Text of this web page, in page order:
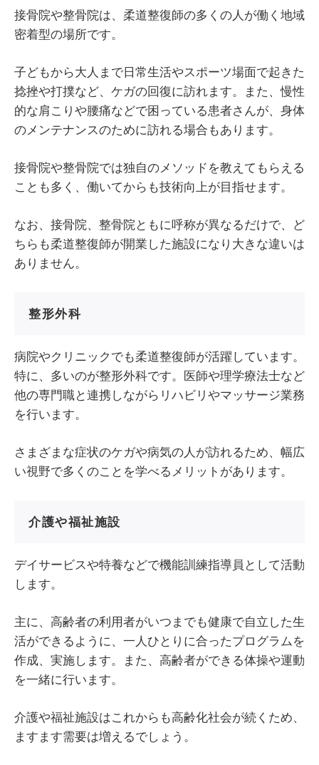
接骨院や整骨院は、柔道整復師の多くの人が働く地域
密着型の場所です。
子どもから大人まで日常生活やスポーツ場面で起きた
捻挫や打撲など、ケガの回復に訪れます。また、慢性
的な肩こりや腰痛などで困っている患者さんが、身体
のメンテナンスのために訪れる場合もあります。
接骨院や整骨院では独自のメソッドを教えてもらえる
ことも多く、働いてからも技術向上が目指せます。
なお、接骨院、整骨院ともに呼称が異なるだけで、ど
ちらも柔道整復師が開業した施設になり大きな違いは
ありません。
整形外科
病院やクリニックでも柔道整復師が活躍しています。
特に、多いのが整形外科です。医師や理学療法士など
他の専門職と連携しながらリハビリやマッサージ業務
を行います。
さまざまな症状のケガや病気の人が訪れるため、幅広
い視野で多くのことを学べるメリットがあります。
介護や福祉施設
デイサービスや特養などで機能訓練指導員として活動
します。
主に、高齢者の利用者がいつまでも健康で自立した生
活ができるように、一人ひとりに合ったプログラムを
作成、実施します。また、高齢者ができる体操や運動
を一緒に行います。
介護や福祉施設はこれからも高齢化社会が続くため、
ますます需要は増えるでしょう。